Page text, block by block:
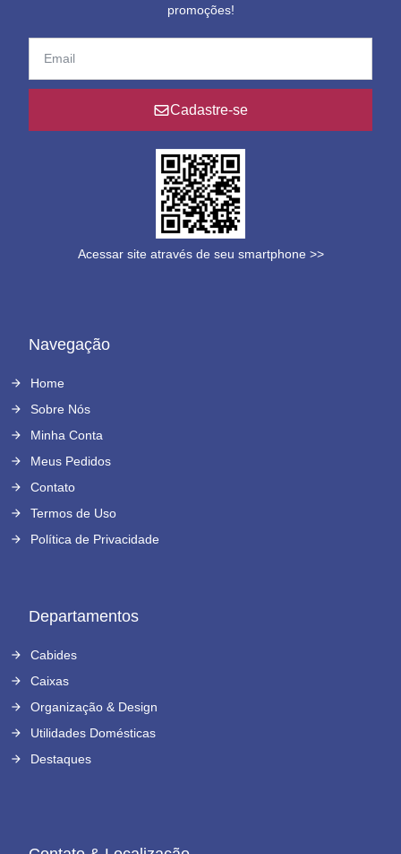
promoções!
Cadastre-se
Acessar site através de seu smartphone >>
Navegação
Home
Sobre Nós
Minha Conta
Meus Pedidos
Contato
Termos de Uso
Política de Privacidade
Departamentos
Cabides
Caixas
Organização & Design
Utilidades Domésticas
Destaques